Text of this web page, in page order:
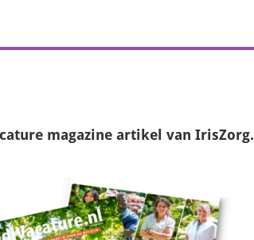
magazine artikel van IrisZorg.